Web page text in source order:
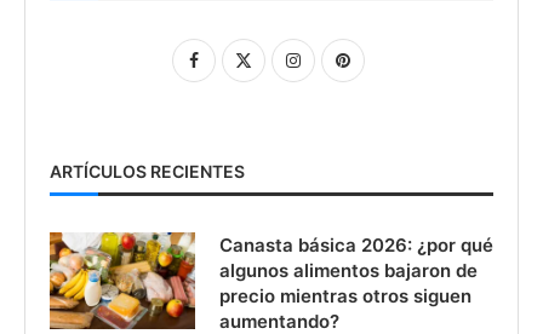
ARTÍCULOS RECIENTES
Canasta básica 2026: ¿por qué
algunos alimentos bajaron de
precio mientras otros siguen
aumentando?